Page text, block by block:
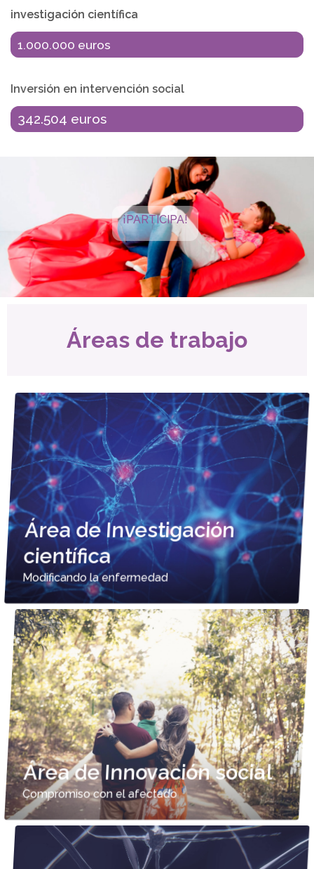
investigación científica
1.000.000 euros
Inversión en intervención social
342.504 euros
¡PARTICIPA!
Áreas de trabajo
Área de Investigación
científica
Modificando la enfermedad
Área de Innovación social
Compromiso con el afectado